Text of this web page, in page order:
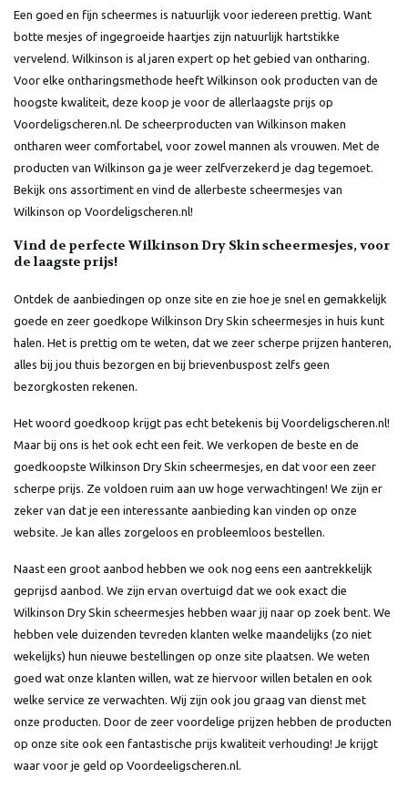
Een goed en fijn scheermes is natuurlijk voor iedereen prettig. Want
botte mesjes of ingegroeide haartjes zijn natuurlijk hartstikke
vervelend. Wilkinson is al jaren expert op het gebied van ontharing.
Voor elke ontharingsmethode heeft Wilkinson ook producten van de
hoogste kwaliteit, deze koop je voor de allerlaagste prijs op
Voordeligscheren.nl. De scheerproducten van Wilkinson maken
ontharen weer comfortabel, voor zowel mannen als vrouwen. Met de
producten van Wilkinson ga je weer zelfverzekerd je dag tegemoet.
Bekijk ons assortiment en vind de allerbeste scheermesjes van
Wilkinson op Voordeligscheren.nl!
Vind de perfecte Wilkinson Dry Skin scheermesjes, voor
de laagste prijs!
Ontdek de aanbiedingen op onze site en zie hoe je snel en gemakkelijk
goede en zeer goedkope Wilkinson Dry Skin scheermesjes in huis kunt
halen. Het is prettig om te weten, dat we zeer scherpe prijzen hanteren,
alles bij jou thuis bezorgen en bij brievenbuspost zelfs geen
bezorgkosten rekenen.
Het woord goedkoop krijgt pas echt betekenis bij Voordeligscheren.nl!
Maar bij ons is het ook echt een feit. We verkopen de beste en de
goedkoopste Wilkinson Dry Skin scheermesjes, en dat voor een zeer
scherpe prijs. Ze voldoen ruim aan uw hoge verwachtingen! We zijn er
zeker van dat je een interessante aanbieding kan vinden op onze
website. Je kan alles zorgeloos en probleemloos bestellen.
Naast een groot aanbod hebben we ook nog eens een aantrekkelijk
geprijsd aanbod. We zijn ervan overtuigd dat we ook exact die
Wilkinson Dry Skin scheermesjes hebben waar jij naar op zoek bent. We
hebben vele duizenden tevreden klanten welke maandelijks (zo niet
wekelijks) hun nieuwe bestellingen op onze site plaatsen. We weten
goed wat onze klanten willen, wat ze hiervoor willen betalen en ook
welke service ze verwachten. Wij zijn ook jou graag van dienst met
onze producten. Door de zeer voordelige prijzen hebben de producten
op onze site ook een fantastische prijs kwaliteit verhouding! Je krijgt
waar voor je geld op Voordeeligscheren.nl.